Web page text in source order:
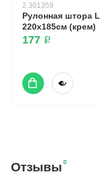
2.301359
Рулонная штора
220х185см (крем)
177 ₽
Отзывы 0